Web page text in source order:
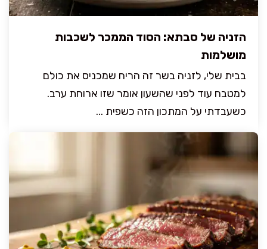
הזניה של סבתא: הסוד הממכר לשכבות
מושלמות
בבית שלי, לזניה בשר זה הריח שמכניס את כולם
למטבח עוד לפני שהשעון אומר שזו ארוחת ערב.
כשעבדתי על המתכון הזה כשפית ...